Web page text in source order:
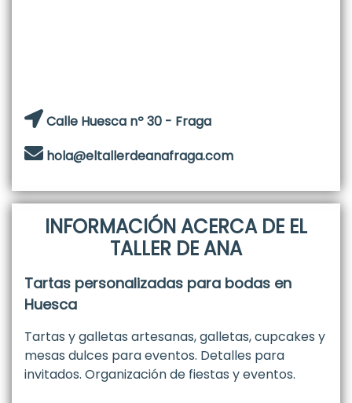
Calle Huesca nº 30 - Fraga
hola@eltallerdeanafraga.com
INFORMACIÓN ACERCA DE EL
TALLER DE ANA
Tartas personalizadas para bodas en
Huesca
Tartas y galletas artesanas, galletas, cupcakes y
mesas dulces para eventos. Detalles para
invitados. Organización de fiestas y eventos.